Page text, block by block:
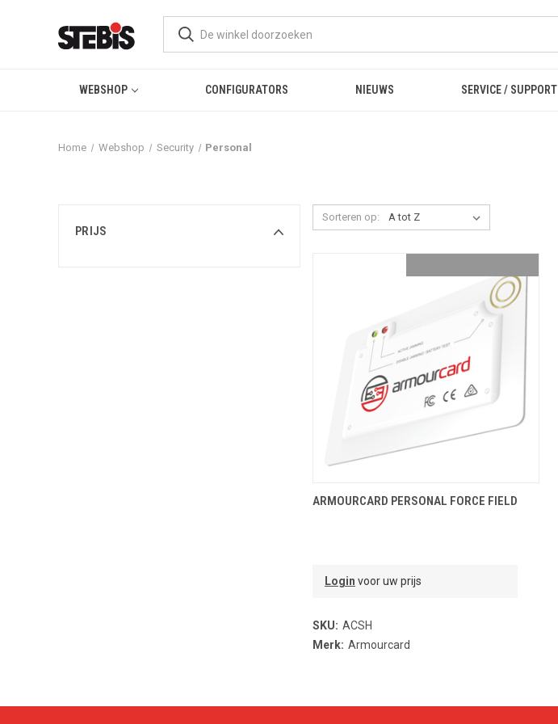
WEBSHOP CONFIGURATORS NIEUWS SERVICE / SUPPORT
Home Webshop Security Personal
PRIJS
Sorteren op:
TOEVOEGEN AAN WINKELMANDJE
ARMOURCARD PERSONAL FORCE FIELD
Login voor uw prijs
SKU: ACSH
Merk: Armourcard